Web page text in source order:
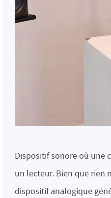
Dispositif sonore où une
un lecteur. Bien que rien
dispositif analogique